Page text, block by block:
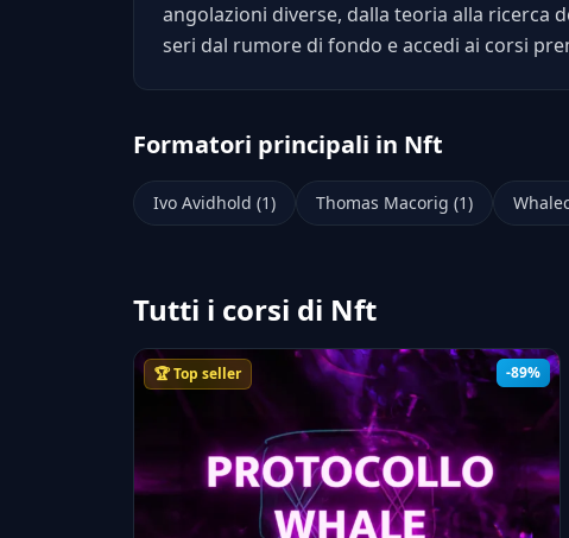
angolazioni diverse, dalla teoria alla ricerca
seri dal rumore di fondo e accedi ai corsi
Formatori principali in Nft
Ivo Avidhold (1) Thomas Macorig (1)
Tutti i corsi di Nft
-89%
🏆 Top seller